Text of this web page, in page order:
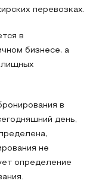
перевозках.
в
бизнесе, а
в
день,
не
определение